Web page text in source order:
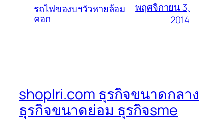
รถไฟของบฯวัวหายล้อม
คอก
พฤศจิกายน 3,
2014
shoplri.com ธุรกิจขนาดกลาง
ธุรกิจขนาดย่อม ธุรกิจsme